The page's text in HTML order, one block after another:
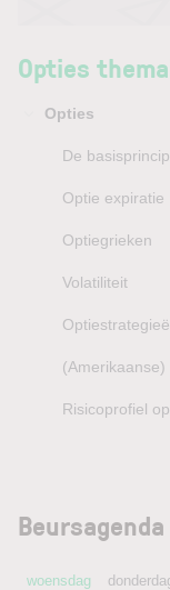
Opties
Opties
De
Optie expiratie
Optiegrieken
Volatiliteit
Risicoprofiel
Beursagenda
woensdag